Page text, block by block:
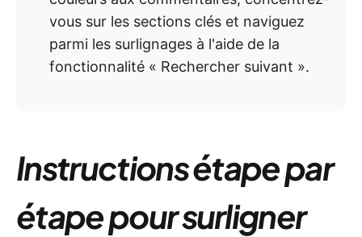
vous sur les sections clés et naviguez
parmi les surlignages à l'aide de la
fonctionnalité « Rechercher suivant ».
Instructions étape par
étape pour surligner